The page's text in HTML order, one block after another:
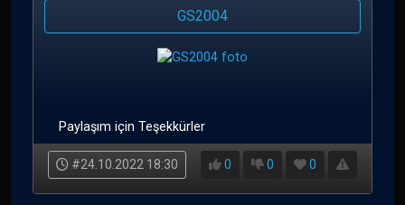
GS2004
Paylaşım için Teşekkürler
#24.10.2022 18:30 0 0 0